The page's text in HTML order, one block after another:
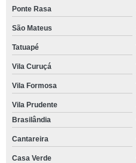
Ponte Rasa
São Mateus
Tatuapé
Vila Curuçá
Vila Formosa
Vila Prudente
Brasilândia
Cantareira
Casa Verde